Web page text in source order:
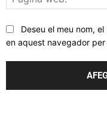
Deseu el meu nom,
en aquest navegador